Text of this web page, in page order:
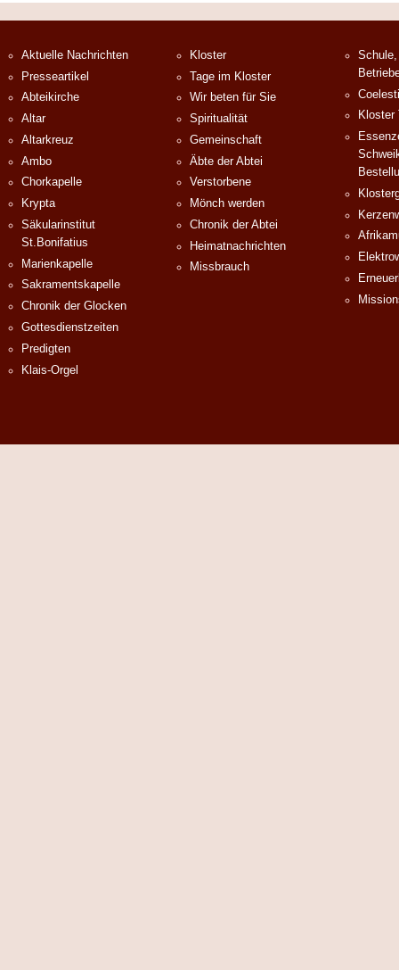
Aktuelle Nachrichten
Presseartikel
Abteikirche
Altar
Altarkreuz
Ambo
Chorkapelle
Krypta
Säkularinstitut
St.Bonifatius
Marienkapelle
Sakramentskapelle
Chronik der Glocken
Gottesdienstzeiten
Predigten
Klais-Orgel
Kloster
Tage im Kloster
Wir beten für Sie
Spiritualität
Gemeinschaft
Äbte der Abtei
Verstorbene
Mönch werden
Chronik der Abtei
Heimatnachrichten
Missbrauch
Kloster